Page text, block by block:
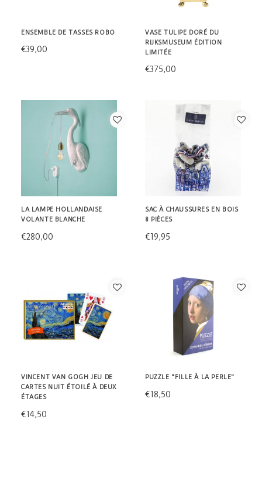
ENSEMBLE DE TASSES ROBO
€39,00
VASE TULIPE DORÉ DU
RIJKSMUSEUM ÉDITION
LIMITÉE
€375,00
LA LAMPE HOLLANDAISE
VOLANTE BLANCHE
€280,00
SAC À CHAUSSURES EN BOIS
8 PIÈCES
€19,95
VINCENT VAN GOGH JEU DE
CARTES NUIT ÉTOILÉ À DEUX
ÉTAGES
€14,50
PUZZLE "FILLE À LA PERLE"
€18,50